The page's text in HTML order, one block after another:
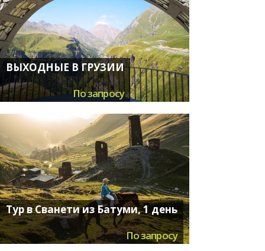
ВЫХОДНЫЕ В ГРУЗИИ
По запросу
Тур в Сванети из Батуми, 1 день
По запросу